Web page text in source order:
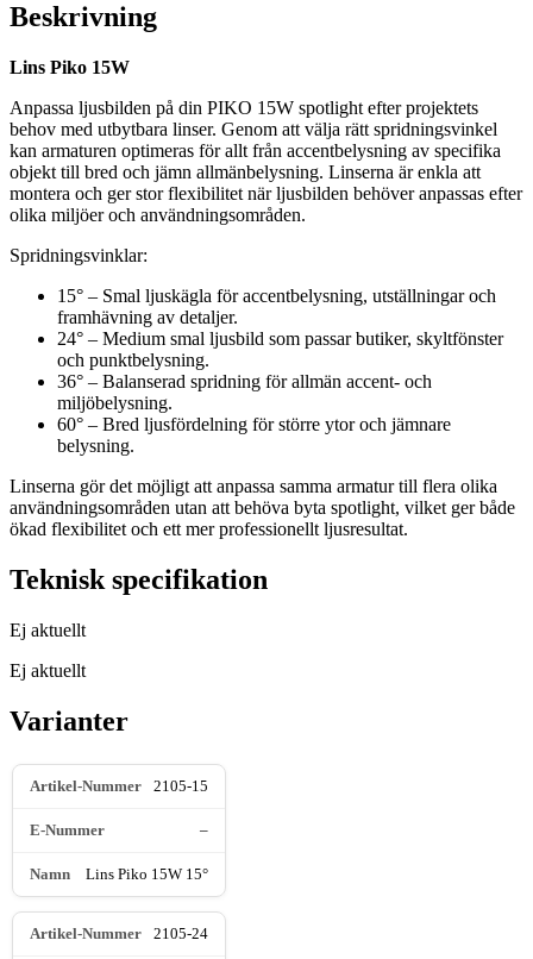
Beskrivning
Lins Piko 15W
Anpassa ljusbilden på din PIKO 15W spotlight efter projektets
behov med utbytbara linser. Genom att välja rätt spridningsvinkel
kan armaturen optimeras för allt från accentbelysning av specifika
objekt till bred och jämn allmänbelysning. Linserna är enkla att
montera och ger stor flexibilitet när ljusbilden behöver anpassas efter
olika miljöer och användningsområden.
Spridningsvinklar:
15° – Smal ljuskägla för accentbelysning, utställningar och
framhävning av detaljer.
24° – Medium smal ljusbild som passar butiker, skyltfönster
och punktbelysning.
36° – Balanserad spridning för allmän accent- och
miljöbelysning.
60° – Bred ljusfördelning för större ytor och jämnare
belysning.
Linserna gör det möjligt att anpassa samma armatur till flera olika
användningsområden utan att behöva byta spotlight, vilket ger både
ökad flexibilitet och ett mer professionellt ljusresultat.
Teknisk specifikation
Ej aktuellt
Ej aktuellt
Varianter
2105-15
–
Lins Piko 15W 15°
2105-24